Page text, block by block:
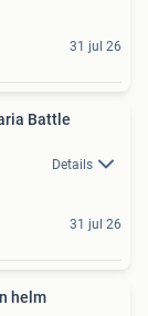
31 jul 26
Battle
Details
31 jul 26
helm